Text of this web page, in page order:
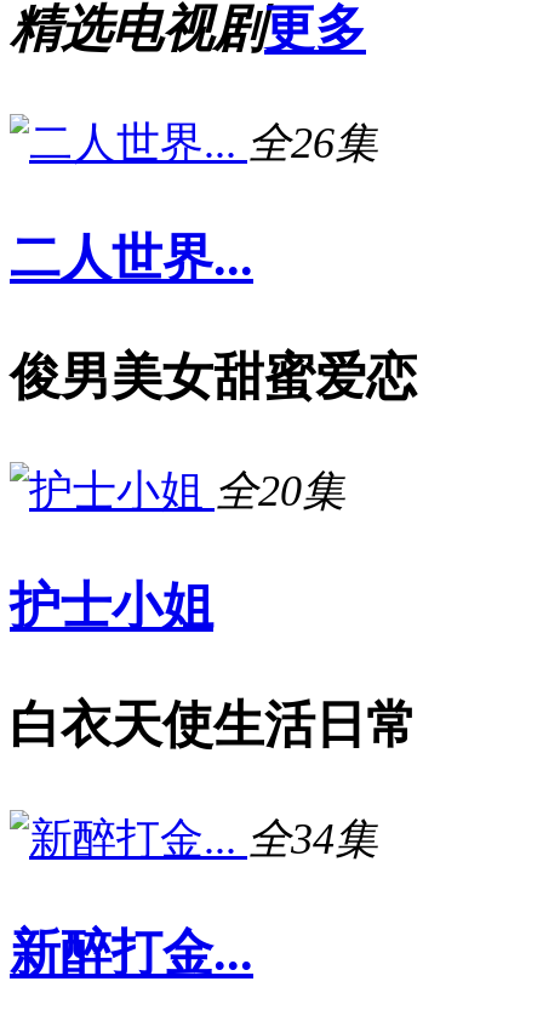
精选电视剧更多
全26集
二人世界...
俊男美女甜蜜爱恋
全20集
护士小姐
白衣天使生活日常
全34集
新醉打金...